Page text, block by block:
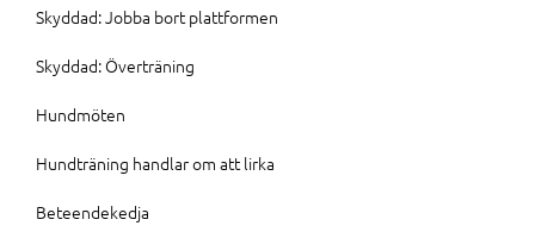
Skyddad: Jobba bort plattformen
Skyddad: Överträning
Hundmöten
Hundträning handlar om att lirka
Beteendekedja